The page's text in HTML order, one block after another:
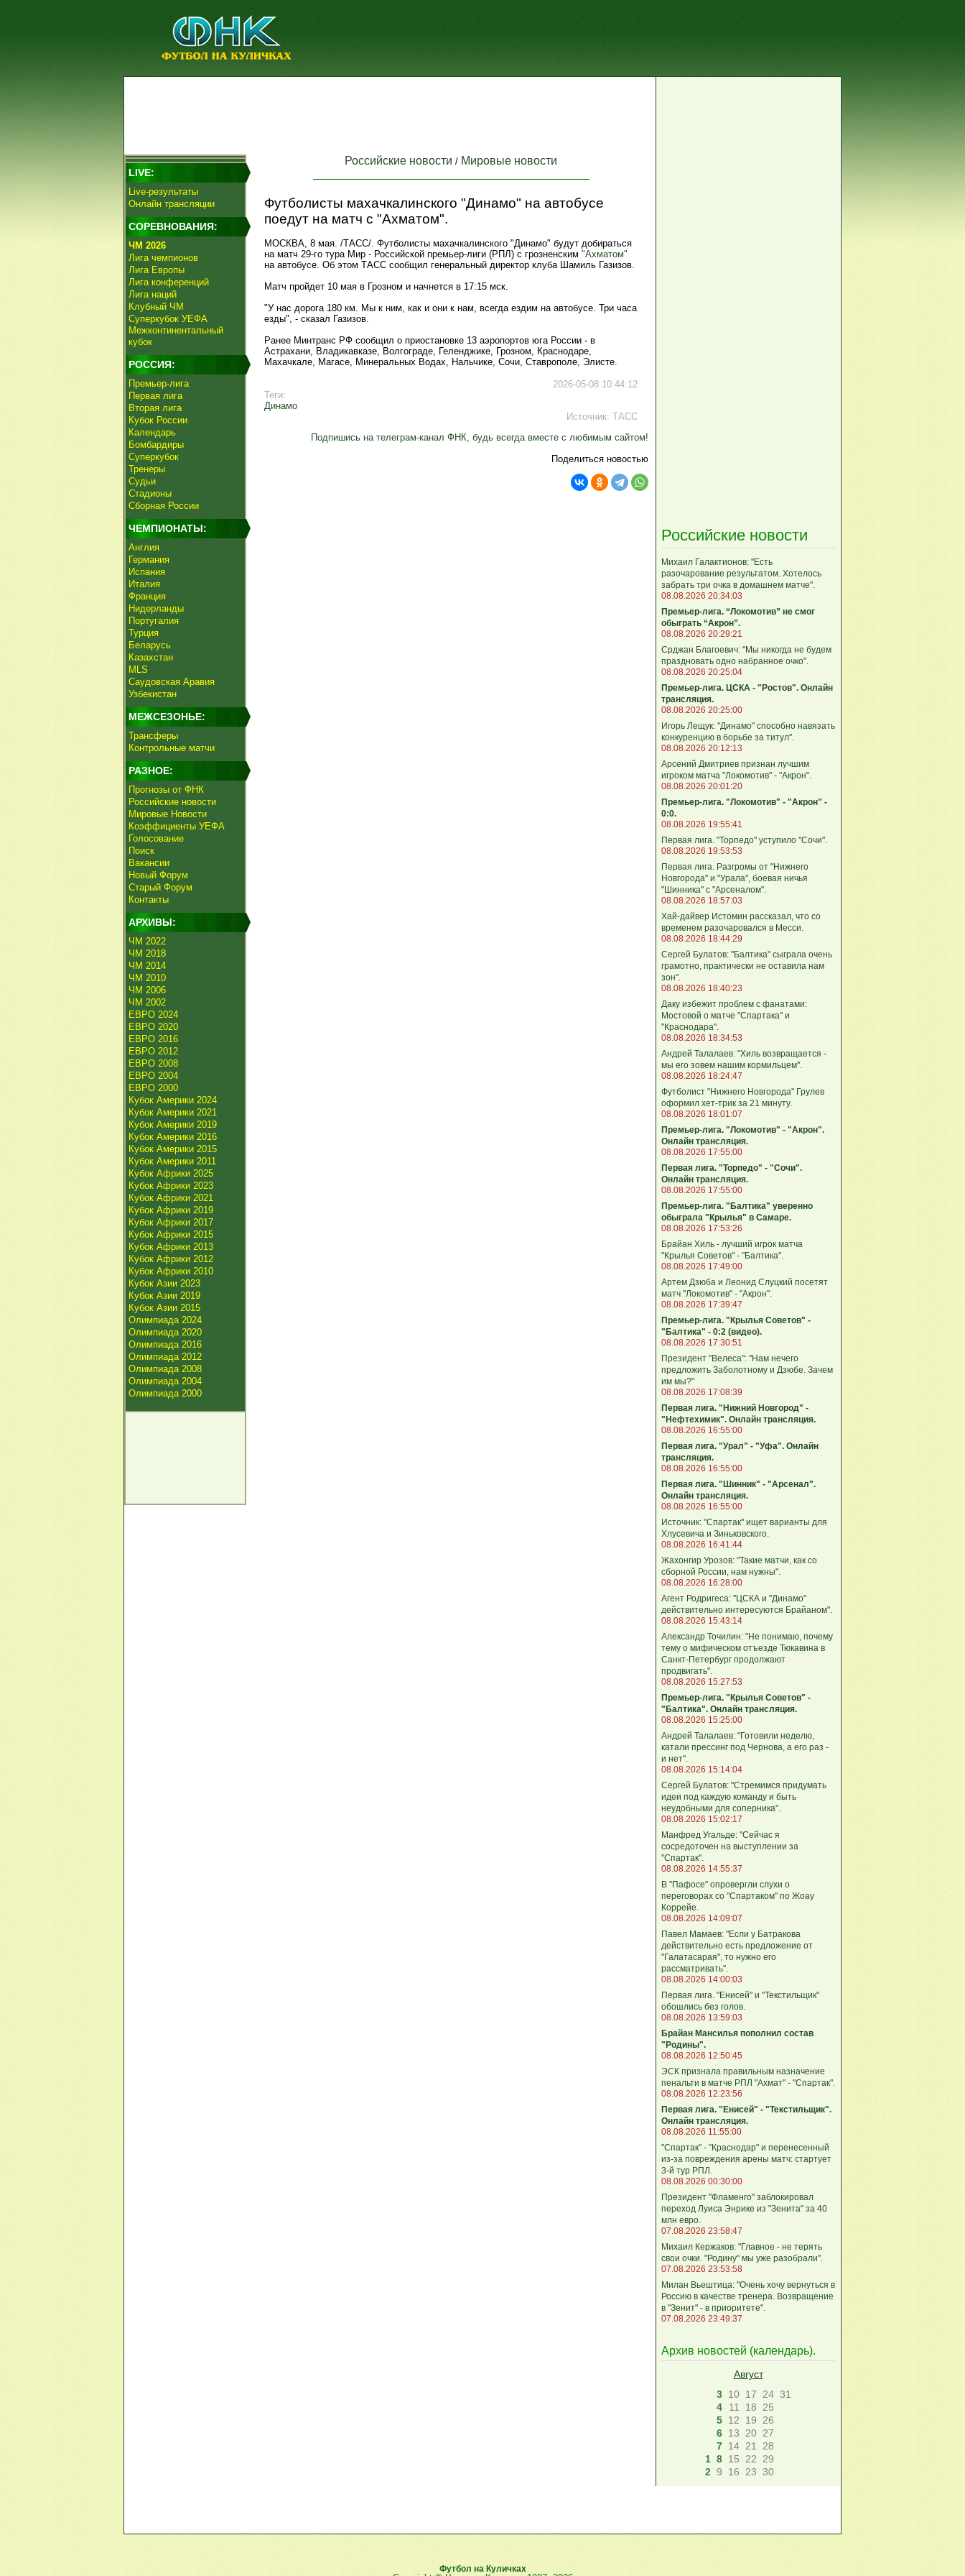
LIVE:
Live-результаты
Онлайн трансляции
СОРЕВНОВАНИЯ:
ЧМ 2026
Лига чемпионов
Лига Европы
Лига конференций
Лига наций
Клубный ЧМ
Суперкубок УЕФА
Межконтинентальный
кубок
РОССИЯ:
Премьер-лига
Первая лига
Вторая лига
Кубок России
Календарь
Бомбардиры
Суперкубок
Тренеры
Судьи
Стадионы
Сборная России
ЧЕМПИОНАТЫ:
Англия
Германия
Испания
Италия
Франция
Нидерланды
Португалия
Турция
Беларусь
Казахстан
MLS
Саудовская Аравия
Узбекистан
МЕЖСЕЗОНЬЕ:
Трансферы
Контрольные матчи
РАЗНОЕ:
Прогнозы от ФНК
Российские новости
Мировые Новости
Коэффициенты УЕФА
Голосование
Поиск
Вакансии
Новый Форум
Старый Форум
Контакты
АРХИВЫ:
ЧМ 2022
ЧМ 2018
ЧМ 2014
ЧМ 2010
ЧМ 2006
ЧМ 2002
ЕВРО 2024
ЕВРО 2020
ЕВРО 2016
ЕВРО 2012
ЕВРО 2008
ЕВРО 2004
ЕВРО 2000
Кубок Америки 2024
Кубок Америки 2021
Кубок Америки 2019
Кубок Америки 2016
Кубок Америки 2015
Кубок Америки 2011
Кубок Африки 2025
Кубок Африки 2023
Кубок Африки 2021
Кубок Африки 2019
Кубок Африки 2017
Кубок Африки 2015
Кубок Африки 2013
Кубок Африки 2012
Кубок Африки 2010
Кубок Азии 2023
Кубок Азии 2019
Кубок Азии 2015
Олимпиада 2024
Олимпиада 2020
Олимпиада 2016
Олимпиада 2012
Олимпиада 2008
Олимпиада 2004
Олимпиада 2000
Российские новости / Мировые новости
Футболисты махачкалинского "Динамо" на автобусе
поедут на матч с "Ахматом".
МОСКВА, 8 мая. /ТАСС/. Футболисты махачкалинского "Динамо" будут добираться
на матч 29-го тура Мир - Российской премьер-лиги (РПЛ) с грозненским "Ахматом"
на автобусе. Об этом ТАСС сообщил генеральный директор клуба Шамиль Газизов.
Матч пройдет 10 мая в Грозном и начнется в 17:15 мск.
"У нас дорога 180 км. Мы к ним, как и они к нам, всегда ездим на автобусе. Три часа
езды", - сказал Газизов.
Ранее Минтранс РФ сообщил о приостановке 13 аэропортов юга России - в
Астрахани, Владикавказе, Волгограде, Геленджике, Грозном, Краснодаре,
Махачкале, Магасе, Минеральных Водах, Нальчике, Сочи, Ставрополе, Элисте.
2026-05-08 10:44:12
Теги:
Динамо
Источник: ТАСС
Подпишись на телеграм-канал ФНК, будь всегда вместе с любимым сайтом!
Поделиться новостью
Российские новости
Михаил Галактионов: "Есть
разочарование результатом. Хотелось
забрать три очка в домашнем матче".
08.08.2026 20:34:03
Премьер-лига. “Локомотив” не смог
обыграть “Акрон”.
08.08.2026 20:29:21
Срджан Благоевич: "Мы никогда не будем
праздновать одно набранное очко".
08.08.2026 20:25:04
Премьер-лига. ЦСКА - "Ростов". Онлайн
трансляция.
08.08.2026 20:25:00
Игорь Лещук: "Динамо" способно навязать
конкуренцию в борьбе за титул".
08.08.2026 20:12:13
Арсений Дмитриев признан лучшим
игроком матча "Локомотив" - "Акрон".
08.08.2026 20:01:20
Премьер-лига. "Локомотив" - "Акрон" -
0:0.
08.08.2026 19:55:41
Первая лига. "Торпедо" уступило "Сочи".
08.08.2026 19:53:53
Первая лига. Разгромы от "Нижнего
Новгорода" и "Урала", боевая ничья
"Шинника" с "Арсеналом".
08.08.2026 18:57:03
Хай-дайвер Истомин рассказал, что со
временем разочаровался в Месси.
08.08.2026 18:44:29
Сергей Булатов: "Балтика" сыграла очень
грамотно, практически не оставила нам
зон".
08.08.2026 18:40:23
Даку избежит проблем с фанатами:
Мостовой о матче "Спартака" и
"Краснодара".
08.08.2026 18:34:53
Андрей Талалаев: "Хиль возвращается -
мы его зовем нашим кормильцем".
08.08.2026 18:24:47
Футболист "Нижнего Новгорода" Грулев
оформил хет-трик за 21 минуту.
08.08.2026 18:01:07
Премьер-лига. "Локомотив" - "Акрон".
Онлайн трансляция.
08.08.2026 17:55:00
Первая лига. "Торпедо" - "Сочи".
Онлайн трансляция.
08.08.2026 17:55:00
Премьер-лига. "Балтика" уверенно
обыграла "Крылья" в Самаре.
08.08.2026 17:53:26
Брайан Хиль - лучший игрок матча
"Крылья Советов" - "Балтика".
08.08.2026 17:49:00
Артем Дзюба и Леонид Слуцкий посетят
матч "Локомотив" - "Акрон".
08.08.2026 17:39:47
Премьер-лига. "Крылья Советов" -
"Балтика" - 0:2 (видео).
08.08.2026 17:30:51
Президент "Велеса": "Нам нечего
предложить Заболотному и Дзюбе. Зачем
им мы?"
08.08.2026 17:08:39
Первая лига. "Нижний Новгород" -
"Нефтехимик". Онлайн трансляция.
08.08.2026 16:55:00
Первая лига. "Урал" - "Уфа". Онлайн
трансляция.
08.08.2026 16:55:00
Первая лига. "Шинник" - "Арсенал".
Онлайн трансляция.
08.08.2026 16:55:00
Источник: "Спартак" ищет варианты для
Хлусевича и Зиньковского.
08.08.2026 16:41:44
Жахонгир Урозов: "Такие матчи, как со
сборной России, нам нужны".
08.08.2026 16:28:00
Агент Родригеса: "ЦСКА и "Динамо"
действительно интересуются Брайаном".
08.08.2026 15:43:14
Александр Точилин: "Не понимаю, почему
тему о мифическом отъезде Тюкавина в
Санкт-Петербург продолжают
продвигать".
08.08.2026 15:27:53
Премьер-лига. "Крылья Советов" -
"Балтика". Онлайн трансляция.
08.08.2026 15:25:00
Андрей Талалаев: "Готовили неделю,
катали прессинг под Чернова, а его раз -
и нет".
08.08.2026 15:14:04
Сергей Булатов: "Стремимся придумать
идеи под каждую команду и быть
неудобными для соперника".
08.08.2026 15:02:17
Манфред Угальде: "Сейчас я
сосредоточен на выступлении за
"Спартак".
08.08.2026 14:55:37
В "Пафосе" опровергли слухи о
переговорах со "Спартаком" по Жоау
Коррейе.
08.08.2026 14:09:07
Павел Мамаев: "Если у Батракова
действительно есть предложение от
"Галатасарая", то нужно его
рассматривать".
08.08.2026 14:00:03
Первая лига. "Енисей" и "Текстильщик"
обошлись без голов.
08.08.2026 13:59:03
Брайан Мансилья пополнил состав
"Родины".
08.08.2026 12:50:45
ЭСК признала правильным назначение
пенальти в матче РПЛ "Ахмат" - "Спартак".
08.08.2026 12:23:56
Первая лига. "Енисей" - "Текстильщик".
Онлайн трансляция.
08.08.2026 11:55:00
"Спартак" - "Краснодар" и перенесенный
из-за повреждения арены матч: стартует
3-й тур РПЛ.
08.08.2026 00:30:00
Президент "Фламенго" заблокировал
переход Луиса Энрике из "Зенита" за 40
млн евро.
07.08.2026 23:58:47
Михаил Кержаков: "Главное - не терять
свои очки. "Родину" мы уже разобрали".
07.08.2026 23:53:58
Милан Вьештица: "Очень хочу вернуться в
Россию в качестве тренера. Возвращение
в "Зенит" - в приоритете".
07.08.2026 23:49:37
Архив новостей (календарь).
Август
3 10 17 24 31
4
11 18
25
5 12 19
26
6 13 20 27
7 14 21
28
1 8 15 22
29
2 9 16 23 30
Футбол на Куличках